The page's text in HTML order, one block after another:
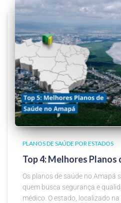
PLANOS DE SAÚDE POR ESTADOS
Top 4: Melhores Planos
Os planos de saúde no Amapá
quem busca segurança e
médico. O estado, localizado